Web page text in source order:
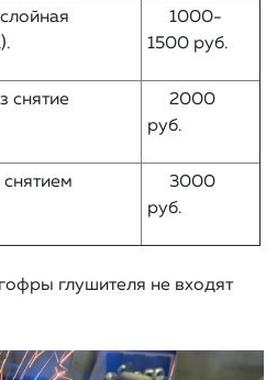
1000-
1500 руб.
снятие
2000
руб.
3000
руб.
глушителя не входят